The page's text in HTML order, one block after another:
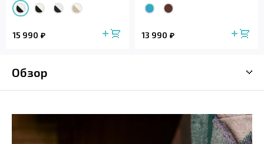
15 990 13 990
Обзор